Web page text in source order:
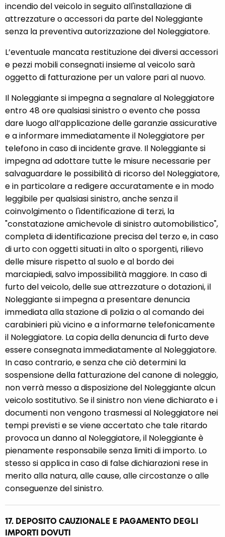
incendio del veicolo in seguito all'installazione di
attrezzature o accessori da parte del Noleggiante
senza la preventiva autorizzazione del Noleggiatore.
L’eventuale mancata restituzione dei diversi accessori
e pezzi mobili consegnati insieme al veicolo sarà
oggetto di fatturazione per un valore pari al nuovo.
Il Noleggiante si impegna a segnalare al Noleggiatore
entro 48 ore qualsiasi sinistro o evento che possa
dare luogo all’applicazione delle garanzie assicurative
e a informare immediatamente il Noleggiatore per
telefono in caso di incidente grave. Il Noleggiante si
impegna ad adottare tutte le misure necessarie per
salvaguardare le possibilità di ricorso del Noleggiatore,
e in particolare a redigere accuratamente e in modo
leggibile per qualsiasi sinistro, anche senza il
coinvolgimento o l'identificazione di terzi, la
"constatazione amichevole di sinistro automobilistico",
completa di identificazione precisa del terzo e, in caso
di urto con oggetti situati in alto o sporgenti, rilievo
delle misure rispetto al suolo e al bordo dei
marciapiedi, salvo impossibilità maggiore. In caso di
furto del veicolo, delle sue attrezzature o dotazioni, il
Noleggiante si impegna a presentare denuncia
immediata alla stazione di polizia o al comando dei
carabinieri più vicino e a informarne telefonicamente
il Noleggiatore. La copia della denuncia di furto deve
essere consegnata immediatamente al Noleggiatore.
In caso contrario, e senza che ciò determini la
sospensione della fatturazione del canone di noleggio,
non verrà messo a disposizione del Noleggiante alcun
veicolo sostitutivo. Se il sinistro non viene dichiarato e i
documenti non vengono trasmessi al Noleggiatore nei
tempi previsti e se viene accertato che tale ritardo
provoca un danno al Noleggiatore, il Noleggiante è
pienamente responsabile senza limiti di importo. Lo
stesso si applica in caso di false dichiarazioni rese in
merito alla natura, alle cause, alle circostanze o alle
conseguenze del sinistro.
17. DEPOSITO CAUZIONALE E PAGAMENTO DEGLI
IMPORTI DOVUTI